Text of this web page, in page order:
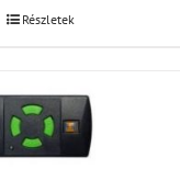
Részletek